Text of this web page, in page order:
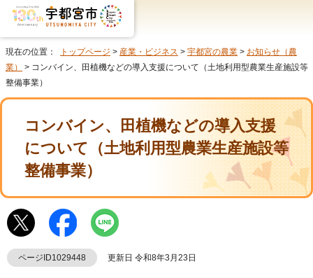
現在の位置： トップページ > 産業・ビジネス > 宇都宮の農業 > お知らせ（農
業）
> コンバイン、田植機などの導入支援について（土地利用型農業生産施設等
整備事業）
コンバイン、田植機などの導入支援
について（土地利用型農業生産施設等
整備事業）
ページID1029448 更新日 令和8年3月23日